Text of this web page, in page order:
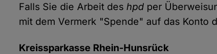
Falls Sie die Arbeit des hpdper
mit dem Vermerk "Spende" auf das Konto
Kreissparkasse Rhein-Hunsrück